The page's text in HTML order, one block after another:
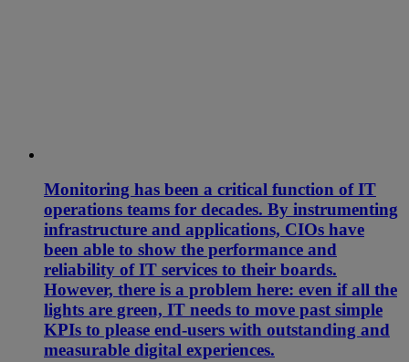
Monitoring has been a critical function of IT
operations teams for decades. By instrumenting
infrastructure and applications, CIOs have
been able to show the performance and
reliability of IT services to their boards.
However, there is a problem here: even if all the
lights are green, IT needs to move past simple
KPIs to please end-users with outstanding and
measurable digital experiences.